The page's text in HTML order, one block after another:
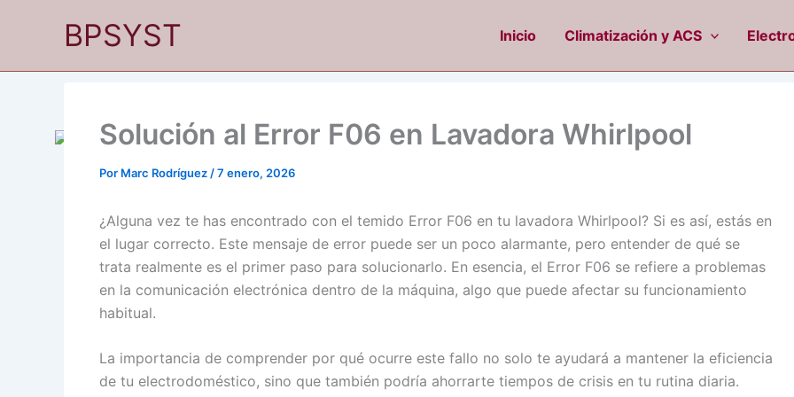
BPSYST Inicio Climatización y ACS
Solución al Error F06 en Lavadora Whirlpool
Por Marc Rodríguez /7 enero, 2026
¿Alguna vez te has encontrado con el temido Error F06 en tu lavadora Whirlpool? Si es así, estás en
el lugar correcto. Este mensaje de error puede ser un poco alarmante, pero entender de qué se
trata realmente es el primer paso para solucionarlo. En esencia, el Error F06 se refiere a problemas
en la comunicación electrónica dentro de la máquina, algo que puede afectar su funcionamiento
habitual.
La importancia de comprender por qué ocurre este fallo no solo te ayudará a mantener la eficiencia
de tu electrodoméstico, sino que también podría ahorrarte tiempos de crisis en tu rutina diaria.